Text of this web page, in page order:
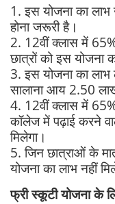
1. इस योजना का लाभ
होना जरूरी है।
2. 12वीं क्लास में
छात्रों को इस योजना
3. इस योजना का लाभ
सालाना आय 2.50
4. 12वीं क्लास में
कॉलेज में पढ़ाई करने
मिलेगा।
5. जिन छात्राओं के
योजना का लाभ नहीं
फ्री स्कूटी योजना के